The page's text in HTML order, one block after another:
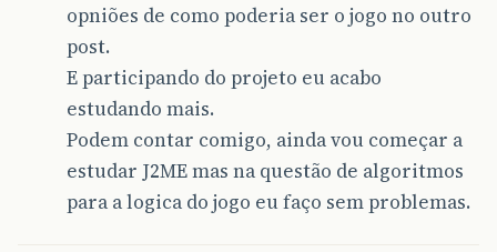
opniões de como poderia ser o jogo no outro
post.
E participando do projeto eu acabo
estudando mais.
Podem contar comigo, ainda vou começar a
estudar J2ME mas na questão de algoritmos
para a logica do jogo eu faço sem problemas.